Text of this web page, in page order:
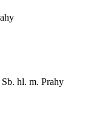
hl. m. Prahy